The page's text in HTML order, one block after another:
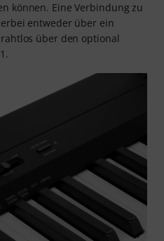
können. Eine Verbindung zu
entweder über ein
über den optional